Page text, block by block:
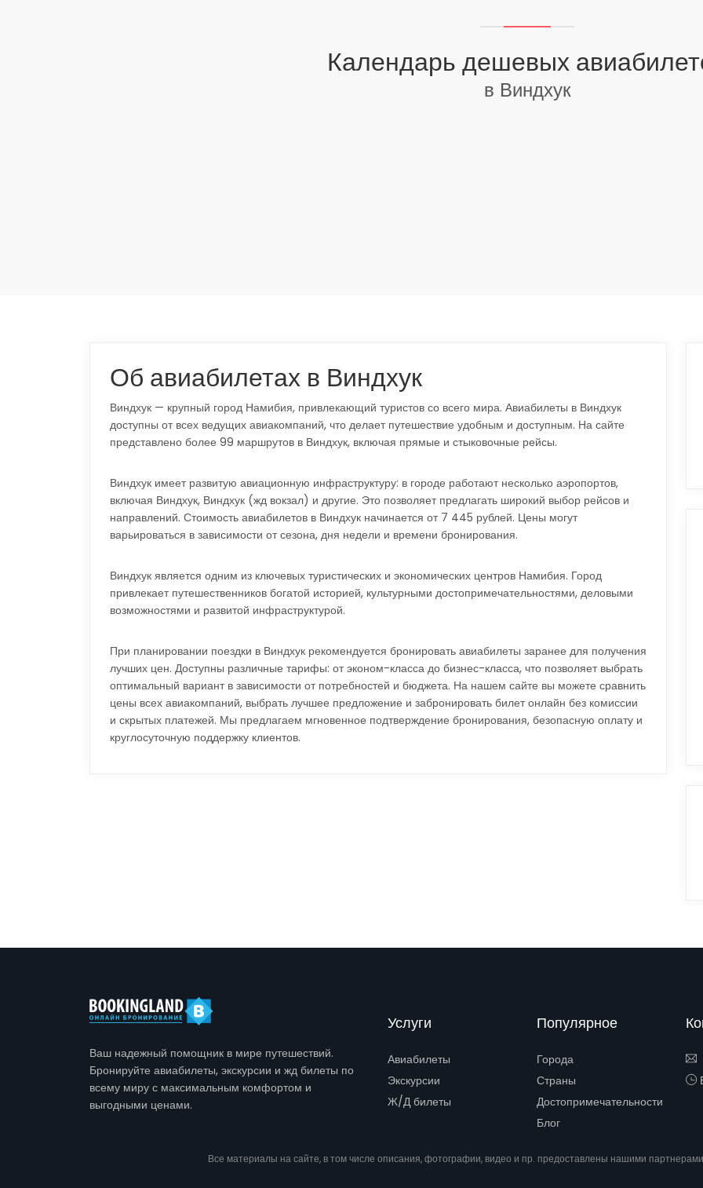
Календарь дешевых
в Виндхук
Об авиабилетах в Виндхук
Виндхук — крупный город Намибия, привлекающий туристов со всего мира. Авиабилеты в Виндхук
доступны от всех ведущих авиакомпаний, что делает путешествие удобным и доступным. На сайте
представлено более 99 маршрутов в Виндхук, включая прямые и стыковочные рейсы.
Виндхук имеет развитую авиационную инфраструктуру: в городе работают несколько аэропортов,
включая Виндхук, Виндхук (жд вокзал) и другие. Это позволяет предлагать широкий выбор рейсов и
направлений. Стоимость авиабилетов в Виндхук начинается от 7 445 рублей. Цены могут
варьироваться в зависимости от сезона, дня недели и времени бронирования.
Виндхук является одним из ключевых туристических и экономических центров Намибия. Город
привлекает путешественников богатой историей, культурными достопримечательностями, деловыми
возможностями и развитой инфраструктурой.
При планировании поездки в Виндхук рекомендуется бронировать авиабилеты заранее для получения
лучших цен. Доступны различные тарифы: от эконом-класса до бизнес-класса, что позволяет выбрать
оптимальный вариант в зависимости от потребностей и бюджета. На нашем сайте вы можете сравнить
цены всех авиакомпаний, выбрать лучшее предложение и забронировать билет онлайн без комиссии
и скрытых платежей. Мы предлагаем мгновенное подтверждение бронирования, безопасную оплату и
круглосуточную поддержку клиентов.
Ваш надежный помощник в мире путешествий.
Бронируйте авиабилеты, экскурсии и жд билеты по
всему миру с максимальным комфортом и
выгодными ценами.
Услуги
Авиабилеты
Экскурсии
Ж/Д билеты
Популярное
Города
Страны
Достопримечательности
Блог
Все материалы на сайте, в том числе описания, фотографии, видео и пр. предоставлены нашими